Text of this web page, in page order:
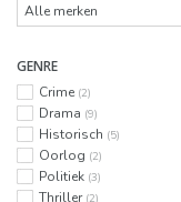
GENRE
Crime (2)
Drama (9)
Historisch (5)
Oorlog (2)
Politiek (3)
Thriller (2)